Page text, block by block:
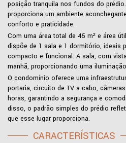
posição tranquila nos fundos do
proporciona um ambiente
conforto e praticidade.
Com uma área total de 45 m² e área
dispõe de 1 sala e 1 dormitório, ideais
compacto e funcional. A sala, com
manhã, proporcionando uma
O condomínio oferece uma
portaria, circuito de TV a cabo,
horas, garantindo a segurança e
disso, o padrão simples do prédio
que esse lugar proporciona.
CARACTERÍSTICAS